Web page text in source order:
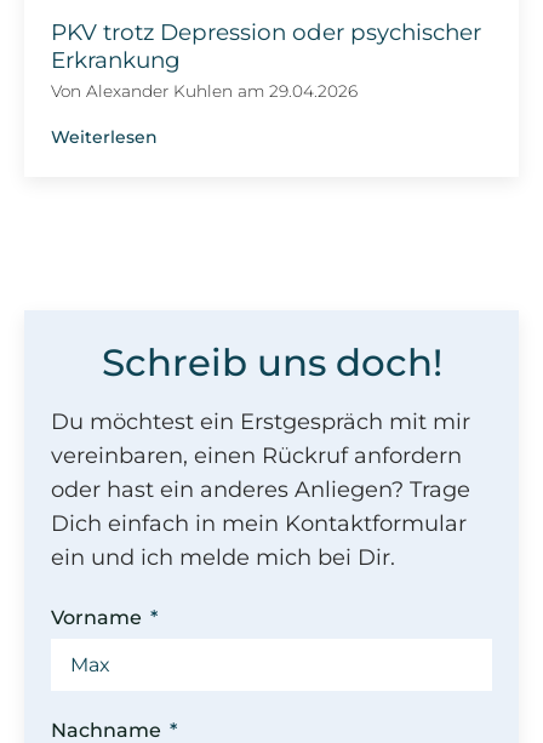
PKV trotz Depression oder psychischer
Erkrankung
VonAlexander Kuhlen am29.04.2026
Weiterlesen
Schreib uns doch!
Du möchtest ein Erstgespräch mit mir
vereinbaren, einen Rückruf anfordern
oder hast ein anderes Anliegen? Trage
Dich einfach in mein Kontaktformular
ein und ich melde mich bei Dir.
Vorname
Nachname